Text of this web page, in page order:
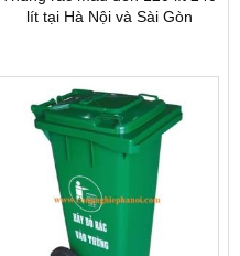
lít tại Hà Nội và Sài Gòn